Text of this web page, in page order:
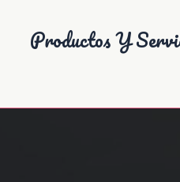
Productos Y